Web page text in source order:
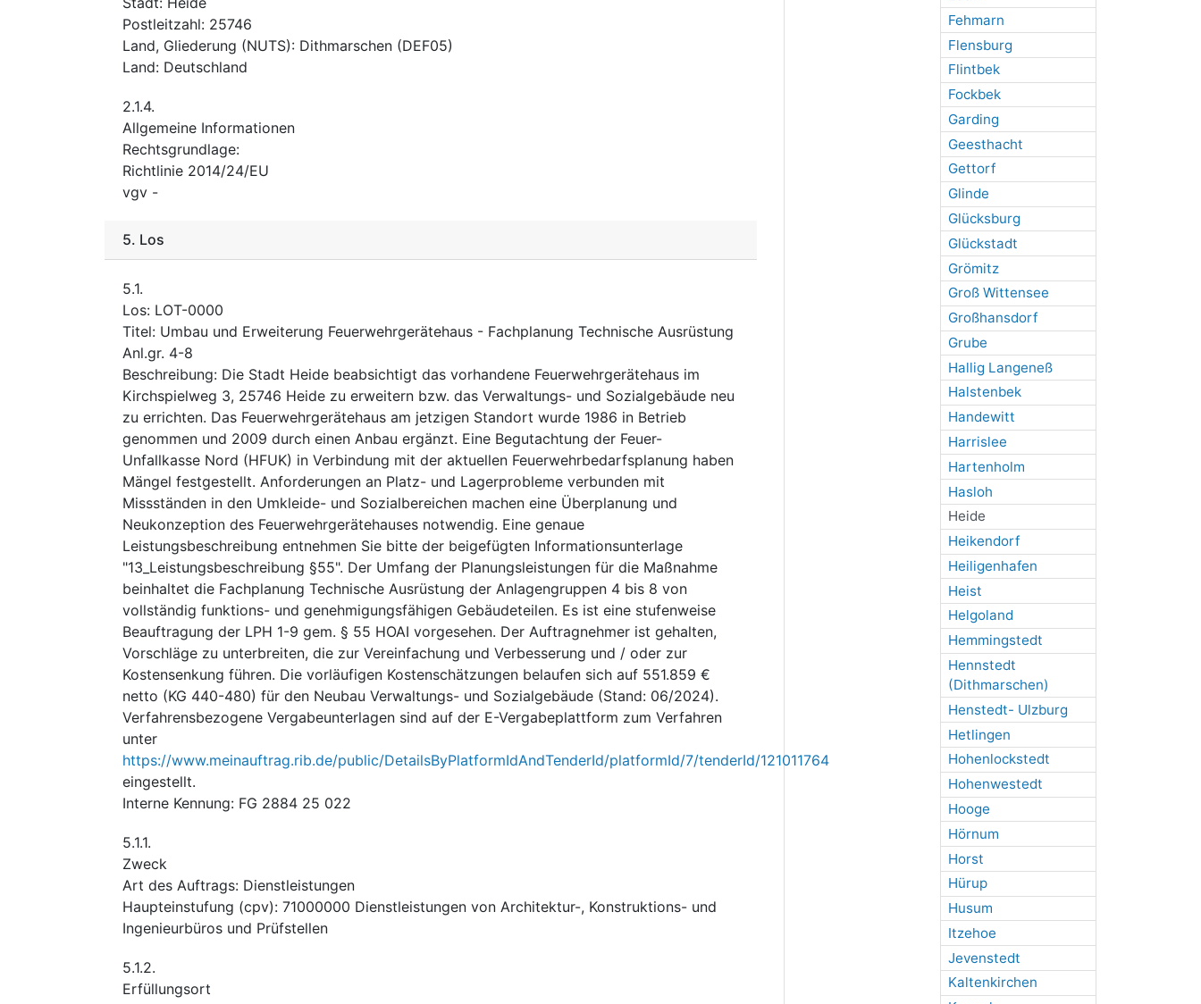
Fehmarn
Flensburg
Flintbek
Fockbek
Garding
Geesthacht
Gettorf
Glinde
Glücksburg
Glückstadt
Grömitz
Groß Wittensee
Großhansdorf
Grube
Hallig Langeneß
Halstenbek
Handewitt
Harrislee
Hartenholm
Hasloh
Heide
Heikendorf
Heiligenhafen
Heist
Helgoland
Hemmingstedt
Hennstedt
(Dithmarschen)
Henstedt- Ulzburg
Hetlingen
Hohenlockstedt
Hohenwestedt
Hooge
Hörnum
Horst
Hürup
Husum
Itzehoe
Jevenstedt
Kaltenkirchen
Postleitzahl: 25746
Land, Gliederung (NUTS): Dithmarschen (DEF05)
Land: Deutschland
2.1.4.
Allgemeine Informationen
Rechtsgrundlage:
Richtlinie 2014/24/EU
vgv -
5. Los
5.1.
Los: LOT-0000
Titel: Umbau und Erweiterung Feuerwehrgerätehaus - Fachplanung Technische Ausrüstung
Anl.gr. 4-8
Beschreibung: Die Stadt Heide beabsichtigt das vorhandene Feuerwehrgerätehaus im
Kirchspielweg 3, 25746 Heide zu erweitern bzw. das Verwaltungs- und Sozialgebäude neu
zu errichten. Das Feuerwehrgerätehaus am jetzigen Standort wurde 1986 in Betrieb
genommen und 2009 durch einen Anbau ergänzt. Eine Begutachtung der Feuer-
Unfallkasse Nord (HFUK) in Verbindung mit der aktuellen Feuerwehrbedarfsplanung haben
Mängel festgestellt. Anforderungen an Platz- und Lagerprobleme verbunden mit
Missständen in den Umkleide- und Sozialbereichen machen eine Überplanung und
Neukonzeption des Feuerwehrgerätehauses notwendig. Eine genaue
Leistungsbeschreibung entnehmen Sie bitte der beigefügten Informationsunterlage
"13_Leistungsbeschreibung §55". Der Umfang der Planungsleistungen für die Maßnahme
beinhaltet die Fachplanung Technische Ausrüstung der Anlagengruppen 4 bis 8 von
vollständig funktions- und genehmigungsfähigen Gebäudeteilen. Es ist eine stufenweise
Beauftragung der LPH 1-9 gem. § 55 HOAI vorgesehen. Der Auftragnehmer ist gehalten,
Vorschläge zu unterbreiten, die zur Vereinfachung und Verbesserung und / oder zur
Kostensenkung führen. Die vorläufigen Kostenschätzungen belaufen sich auf 551.859 €
netto (KG 440-480) für den Neubau Verwaltungs- und Sozialgebäude (Stand: 06/2024).
Verfahrensbezogene Vergabeunterlagen sind auf der E-Vergabeplattform zum Verfahren
unter
https://www.meinauftrag.rib.de/public/DetailsByPlatformIdAndTenderId/platformId/7/tenderId/121011764
eingestellt.
Interne Kennung: FG 2884 25 022
5.1.1.
Zweck
Art des Auftrags: Dienstleistungen
Haupteinstufung (cpv): 71000000 Dienstleistungen von Architektur-, Konstruktions- und
Ingenieurbüros und Prüfstellen
5.1.2.
Erfüllungsort